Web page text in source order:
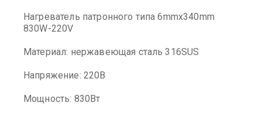
Нагреватель патронного типа 6mmx340mm
830W-220V
Материал: нержавеющая сталь 316SUS
Напряжение: 220В
Мощность: 830Вт